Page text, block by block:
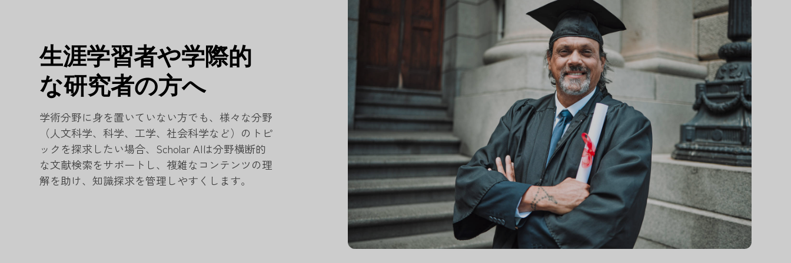
生涯学習者や学際的
な研究者の方へ
学術分野に身を置いていない方でも、様々な分野
（人文科学、科学、工学、社会科学など）のトピ
ックを探求したい場合、Scholar AIは分野横断的
な文献検索をサポートし、複雑なコンテンツの理
解を助け、知識探求を管理しやすくします。